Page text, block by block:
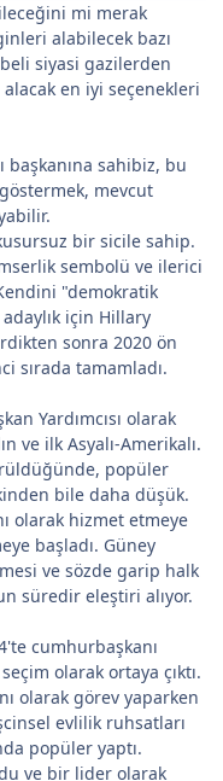
mi merak
alabilecek bazı
siyasi gazilerden
en iyi seçenekleri
başkanına sahibiz, bu
mevcut
bir sicile sahip.
sembolü ve ilerici
"demokratik
için Hillary
sonra 2020 ön
sırada tamamladı.
Yardımcısı olarak
ve ilk Asyalı-Amerikalı.
popüler
bile daha düşük.
olarak hizmet etmeye
başladı. Güney
ve sözde garip halk
süredir eleştiri alıyor.
cumhurbaşkanı
olarak ortaya çıktı.
olarak görev yaparken
evlilik ruhsatları
popüler yaptı.
ve bir lider olarak